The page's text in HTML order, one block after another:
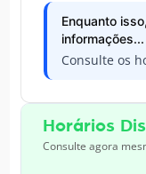
Enquanto
informações...
Consulte os
Horários
Consulte agora